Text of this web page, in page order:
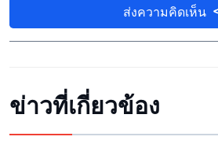
ส่งความคิดเห็น
ข่าวที่เกี่ยวข้อง